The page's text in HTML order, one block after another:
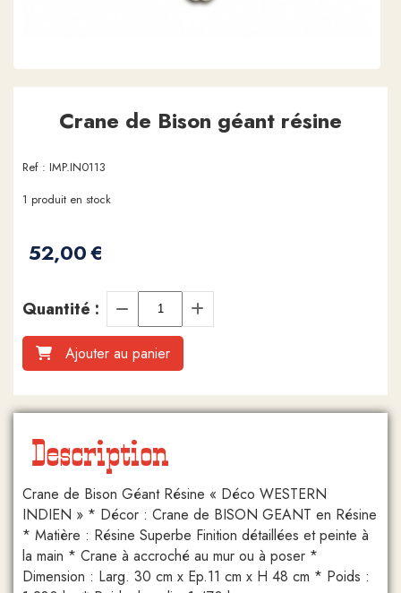
Crane de Bison géant résine
Ref : IMP.IN0113
52,00€
1 produit en stock
Quantité :
Ajouter au panier
Description
Crane de Bison Géant Résine « Déco WESTERN
INDIEN » * Décor : Crane de BISON GEANT en Résine
* Matière : Résine Superbe Finition détaillées et peinte à
la main * Crane à accroché au mur ou à poser *
Dimension : Larg. 30 cm x Ep.11 cm x H 48 cm * Poids :